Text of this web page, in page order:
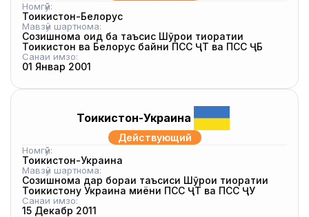
Номгӯй:
Тоҷикистон-Белорус
Мавзӯи шартнома:
Созишнома оид ба таъсис Шӯрои тиҷоратии
Тоҷикистон ва Белорус байни ПСС ҶТ ва ПСС ҶБ
Санаи имзо:
01 Январ 2001
Тоҷикистон-Украина
Действующий
Номгӯй:
Тоҷикистон-Украина
Мавзӯи шартнома:
Созишнома дар бораи таъсиси Шӯрои тиҷоратии
Тоҷикистону Украина миёни ПСС ҶТ ва ПСС ҶУ
Санаи имзо:
15 Декабр 2011